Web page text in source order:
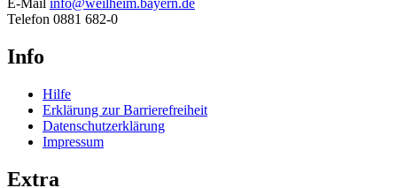
E-Mail info@weilheim.bayern.de
Telefon 0881 682-0
Info
Hilfe
Erklärung zur Barrierefreiheit
Datenschutzerklärung
Impressum
Extra